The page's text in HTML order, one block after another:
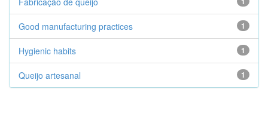
1
Good manufacturing practices
1
Hygienic habits
1
Queijo artesanal